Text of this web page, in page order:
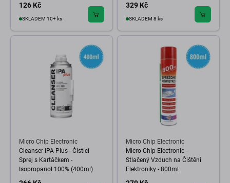
126 Kč
SKLADEM 10+ ks
329 Kč
SKLADEM 8 ks
Micro Chip Electronic
Cleanser IPA Plus - Čistící
Sprej s Kartáčkem -
Isopropanol 100% (400ml)
Micro Chip Electronic
Micro Chip Electronic -
Stlačený Vzduch na Čištění
Elektroniky - 800ml